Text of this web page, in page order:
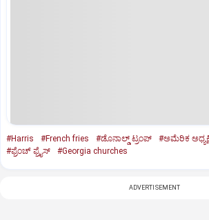
#Harris #French fries #ಡೊನಾಲ್ಡ್‌ ಟ್ರಂಪ್‌ #ಅಮೆರಿಕ
#ಫ್ರೆಂಚ್‌ ಫ್ರೈಸ್‌
#Georgia churches
ADVERTISEMENT